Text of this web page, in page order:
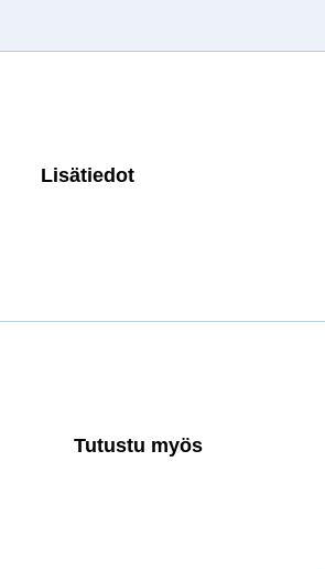
Lisätiedot
Tutustu myös